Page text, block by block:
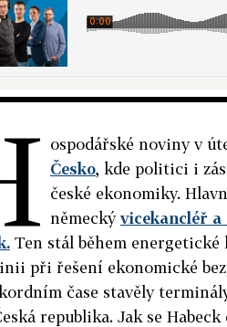
ospodářské noviny v
Česko, kde politici i
české ekonomiky.
německývicekancléř
Ten stál během
při řešení ekonomické
čase stavěly
republika. Jak se